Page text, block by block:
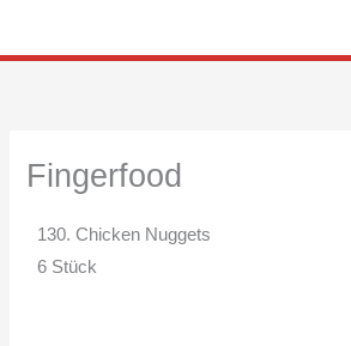
Fingerfood
130. Chicken Nuggets
6 Stück